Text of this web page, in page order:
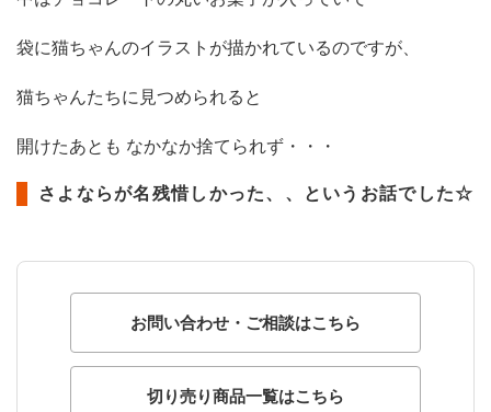
袋に猫ちゃんのイラストが描かれているのですが、
猫ちゃんたちに見つめられると
開けたあとも なかなか捨てられず・・・
さよならが名残惜しかった、、というお話でした☆
お問い合わせ・ご相談はこちら
切り売り商品一覧はこちら